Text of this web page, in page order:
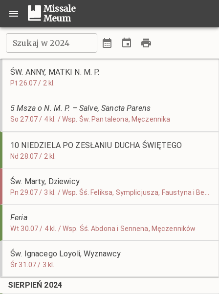
Missale
Meum
Szukaj w 2024
ŚW. ANNY, MATKI N. M. P.
Pt 26.07 / 2 kl.
5 Msza o N. M. P. – Salve, Sancta Parens
So 27.07 / 4 kl. / Wsp. Św. Pantaleona, Męczennika
10 NIEDZIELA PO ZESŁANIU DUCHA ŚWIĘTEGO
Nd 28.07 / 2 kl.
Św. Marty, Dziewicy
Feria
Wt 30.07 / 4 kl. / Wsp. Śś. Abdona i Sennena, Męczenników
Św. Ignacego Loyoli, Wyznawcy
Śr 31.07 / 3 kl.
SIERPIEŃ 2024